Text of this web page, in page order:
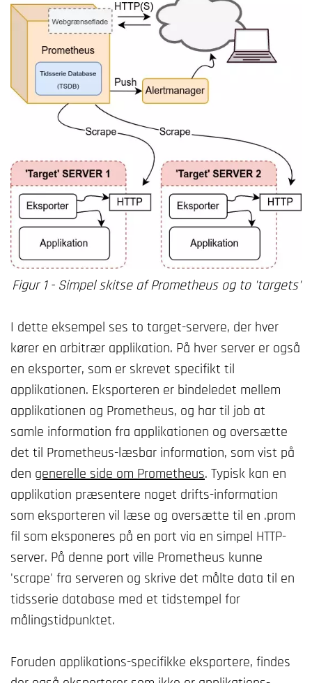
Figur 1 - Simpel skitse af Prometheus og to 'targets'
I dette eksempel ses to target-servere, der hver
kører en arbitrær applikation. På hver server er også
en eksporter, som er skrevet specifikt til
applikationen. Eksporteren er bindeledet mellem
applikationen og Prometheus, og har til job at
samle information fra applikationen og oversætte
det til Prometheus-læsbar information, som vist på
den generelle side om Prometheus. Typisk kan en
applikation præsentere noget drifts-information
som eksporteren vil læse og oversætte til en .prom
fil som eksponeres på en port via en simpel HTTP-
server. På denne port ville Prometheus kunne
'scrape' fra serveren og skrive det målte data til en
tidsserie database med et tidstempel for
målingstidpunktet.
Foruden applikations-specifikke eksportere, findes